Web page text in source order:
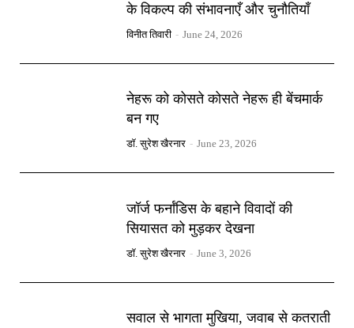
के विकल्प की संभावनाएँ और चुनौतियाँ
विनीत तिवारी - June 24, 2026
नेहरू को कोसते कोसते नेहरू ही बेंचमार्क
बन गए
डॉ. सुरेश खैरनार - June 23, 2026
जॉर्ज फर्नांडिस के बहाने विवादों की
सियासत को मुड़कर देखना
डॉ. सुरेश खैरनार - June 3, 2026
सवाल से भागता मुखिया, जवाब से कतराती